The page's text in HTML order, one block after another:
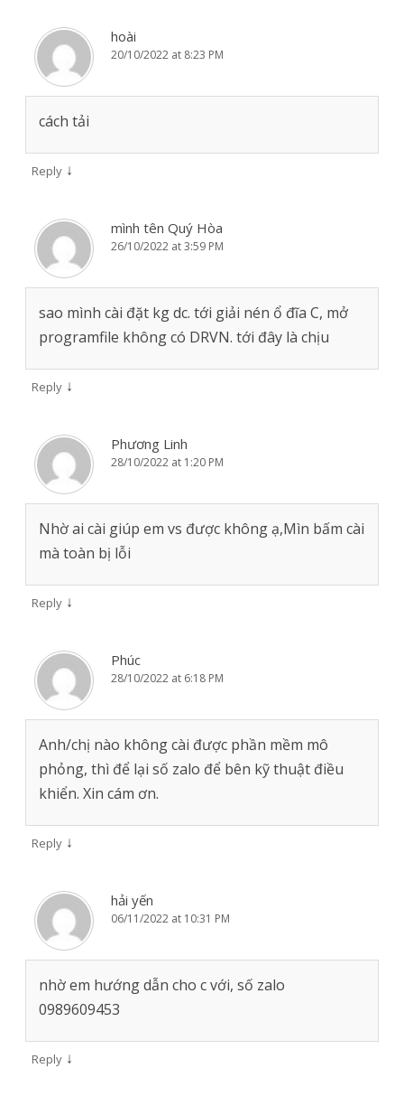
hoài
20/10/2022 at 8:23 PM
cách tải
Reply ↓
mình tên Quý Hòa
26/10/2022 at 3:59 PM
sao mình cài đặt kg dc. tới giải nén ổ đĩa C, mở
programfile không có DRVN. tới đây là chịu
Reply ↓
Phương Linh
28/10/2022 at 1:20 PM
Nhờ ai cài giúp em vs được không ạ,Mìn bấm cài
mà toàn bị lỗi
Reply ↓
Phúc
28/10/2022 at 6:18 PM
Anh/chị nào không cài được phần mềm mô
phỏng, thì để lại số zalo để bên kỹ thuật điều
khiển. Xin cám ơn.
Reply ↓
hải yến
06/11/2022 at 10:31 PM
nhờ em hướng dẫn cho c với, số zalo
0989609453
Reply ↓